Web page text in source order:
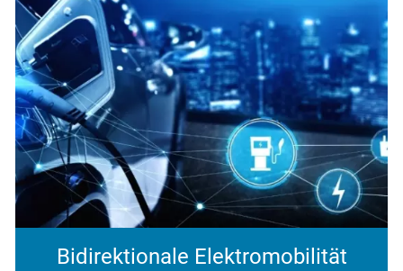
Bidirektionale Elektromobilität